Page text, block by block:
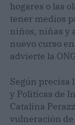
hogares o las
tener medios
niños, niñas y
nuevo curso
advierte la
Según precisa
y Políticas de
Catalina
vulneración de